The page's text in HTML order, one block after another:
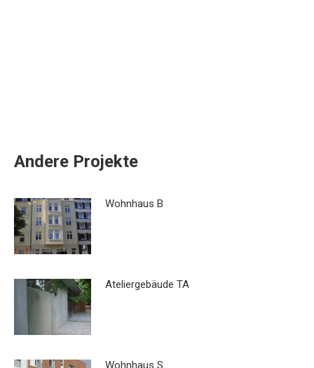
Andere Projekte
Wohnhaus B
Ateliergebäude TA
Wohnhaus S